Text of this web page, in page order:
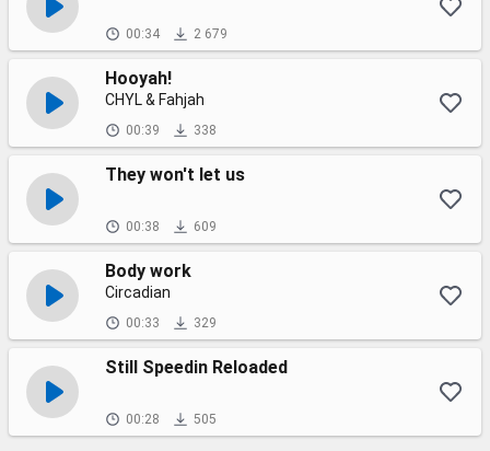
00:34 2 679
Hooyah!
CHYL & Fahjah
00:39 338
They won't let us
00:38 609
Body work
Circadian
00:33 329
Still Speedin Reloaded
00:28 505